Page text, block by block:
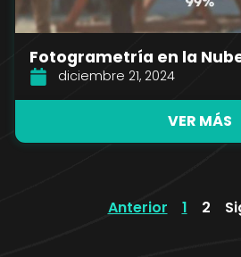
Fotogrametría en la
diciembre 21, 2024
VER MÁS
Anterior 1 2